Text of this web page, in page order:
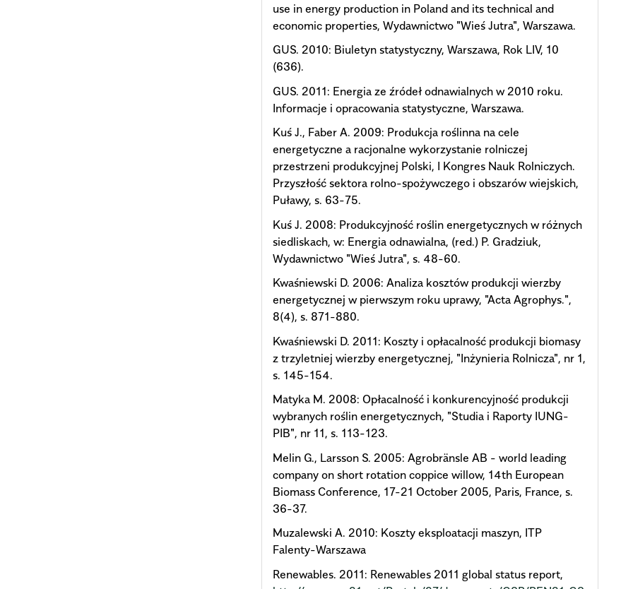
use in energy production in Poland and its technical and
economic properties, Wydawnictwo "Wieś Jutra", Warszawa.
GUS. 2010: Biuletyn statystyczny, Warszawa, Rok LIV, 10
(636).
GUS. 2011: Energia ze źródeł odnawialnych w 2010 roku.
Informacje i opracowania statystyczne, Warszawa.
Kuś J., Faber A. 2009: Produkcja roślinna na cele
energetyczne a racjonalne wykorzystanie rolniczej
przestrzeni produkcyjnej Polski, I Kongres Nauk Rolniczych.
Przyszłość sektora rolno-spożywczego i obszarów wiejskich,
Puławy, s. 63-75.
Kuś J. 2008: Produkcyjność roślin energetycznych w różnych
siedliskach, w: Energia odnawialna, (red.) P. Gradziuk,
Wydawnictwo "Wieś Jutra", s. 48-60.
Kwaśniewski D. 2006: Analiza kosztów produkcji wierzby
energetycznej w pierwszym roku uprawy, "Acta Agrophys.",
8(4), s. 871-880.
Kwaśniewski D. 2011: Koszty i opłacalność produkcji biomasy
z trzyletniej wierzby energetycznej, "Inżynieria Rolnicza", nr 1,
s. 145-154.
Matyka M. 2008: Opłacalność i konkurencyjność produkcji
wybranych roślin energetycznych, "Studia i Raporty IUNG-
PIB", nr 11, s. 113-123.
Melin G., Larsson S. 2005: Agrobränsle AB - world leading
company on short rotation coppice willow, 14th European
Biomass Conference, 17-21 October 2005, Paris, France, s.
36-37.
Muzalewski A. 2010: Koszty eksploatacji maszyn, ITP
Falenty-Warszawa
Renewables. 2011: Renewables 2011 global status report,